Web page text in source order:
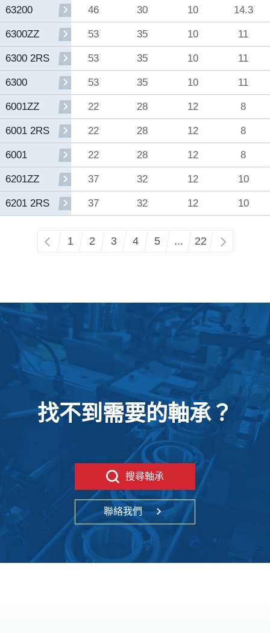
63200 46 30 10 14.3
6300ZZ 53 35 10 11
6300 2RS 53 35 10 11
6300 53 35 10 11
6001ZZ 22 28 12 8
6001 2RS 22 28 12 8
6001 22 28 12 8
6201ZZ 37 32 12 10
6201 2RS 37 32 12 10
‹ 1 2 3 4 5 ... 22 ›
找不到需要的軸承？
搜尋軸承
聯絡我們